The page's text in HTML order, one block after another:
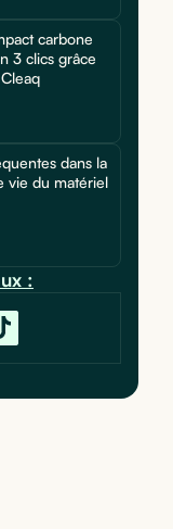
carbone
3 clics grâce
dans la
vie du matériel
: